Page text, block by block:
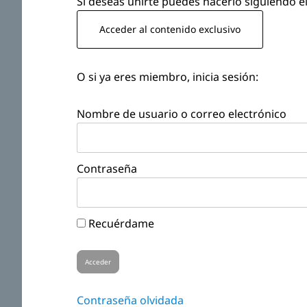
Acceder al contenido exclusivo
O si ya eres miembro, inicia sesión:
Nombre de usuario o correo electrónico
Contraseña
Recuérdame
Contraseña olvidada